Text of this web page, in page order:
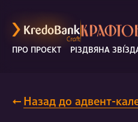
ПРО ПРОЄКТ РІЗДВЯНА ЗВ
← Назад до адвент-